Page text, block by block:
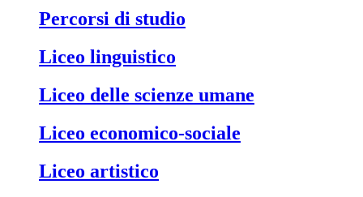
percorsi di studio
liceo linguistico
liceo delle scienze umane
liceo economico-sociale
liceo artistico